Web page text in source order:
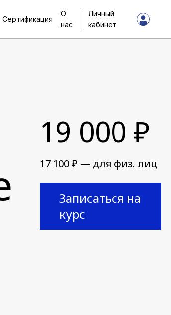
Сертификация
О
нас
Личный
кабинет
19 000 ₽
17 100 ₽ — для физ. лиц
Записаться на
курс